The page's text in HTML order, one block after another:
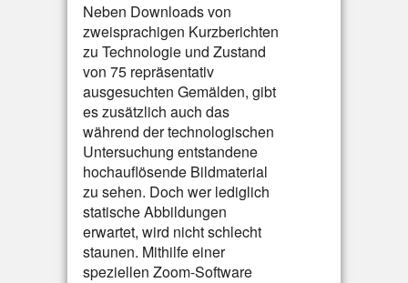
Neben Downloads von
zweisprachigen Kurzberichten
zu Technologie und Zustand
von 75 repräsentativ
ausgesuchten Gemälden, gibt
es zusätzlich auch das
während der technologischen
Untersuchung entstandene
hochauflösende Bildmaterial
zu sehen. Doch wer lediglich
statische Abbildungen
erwartet, wird nicht schlecht
staunen. Mithilfe einer
speziellen Zoom-Software